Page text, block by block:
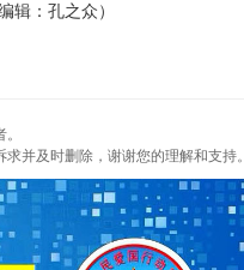
：孔之众）
并及时删除，谢谢您的理解和支持。